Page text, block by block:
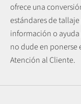
ofrece una
estándares de
información o
no dude en ponerse
Atención al Cliente.